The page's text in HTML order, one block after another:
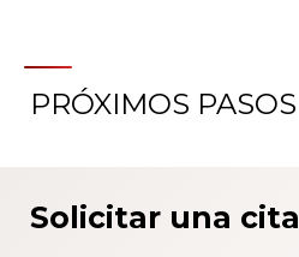
PRÓXIMOS PASOS
Solicitar una cita